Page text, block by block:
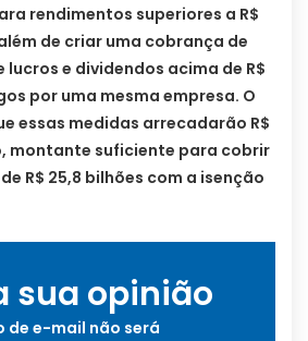
rendimentos superiores a R$
de criar uma cobrança de
lucros e dividendos acima de R$
por uma mesma empresa. O
essas medidas arrecadarão R$
montante suficiente para cobrir
R$ 25,8 bilhões com a isenção
sua opinião
de e-mail não será